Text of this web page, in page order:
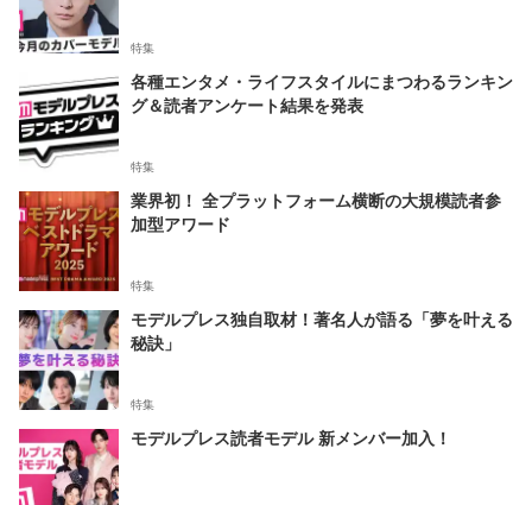
特集
各種エンタメ・ライフスタイルにまつわるランキン
グ＆読者アンケート結果を発表
特集
業界初！ 全プラットフォーム横断の大規模読者参
加型アワード
特集
モデルプレス独自取材！著名人が語る「夢を叶える
秘訣」
特集
モデルプレス読者モデル 新メンバー加入！